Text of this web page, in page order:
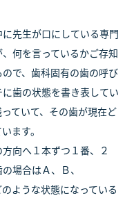
先生が口にしている専門
何を言っているかご存知
で、歯科固有の歯の呼び
歯の状態を書き表してい
ていて、その歯が現在ど
ます。
向へ１本ずつ１番、２
場合はＡ、Ｂ、
ような状態になっている